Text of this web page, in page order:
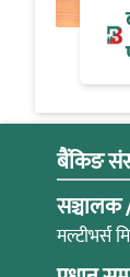
बैंकिङ
सञ्चालक
मल्टीभर्स